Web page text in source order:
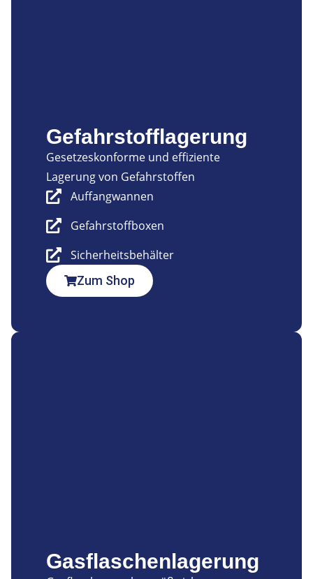
Gefahrstofflagerung
Gesetzeskonforme und effiziente
Lagerung von Gefahrstoffen
Auffangwannen
Gefahrstoffboxen
Sicherheitsbehälter
Zum Shop
Gasflaschenlagerung